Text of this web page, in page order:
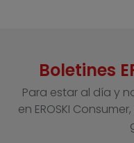
Boletines
Para estar al día y
en EROSKI